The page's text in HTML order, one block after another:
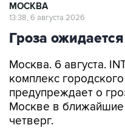
МОСКВА
13:38, 6 августа 2026
Гроза
Москва. 6 августа.
комплекс
предупреждает о
Москве в
четверг.